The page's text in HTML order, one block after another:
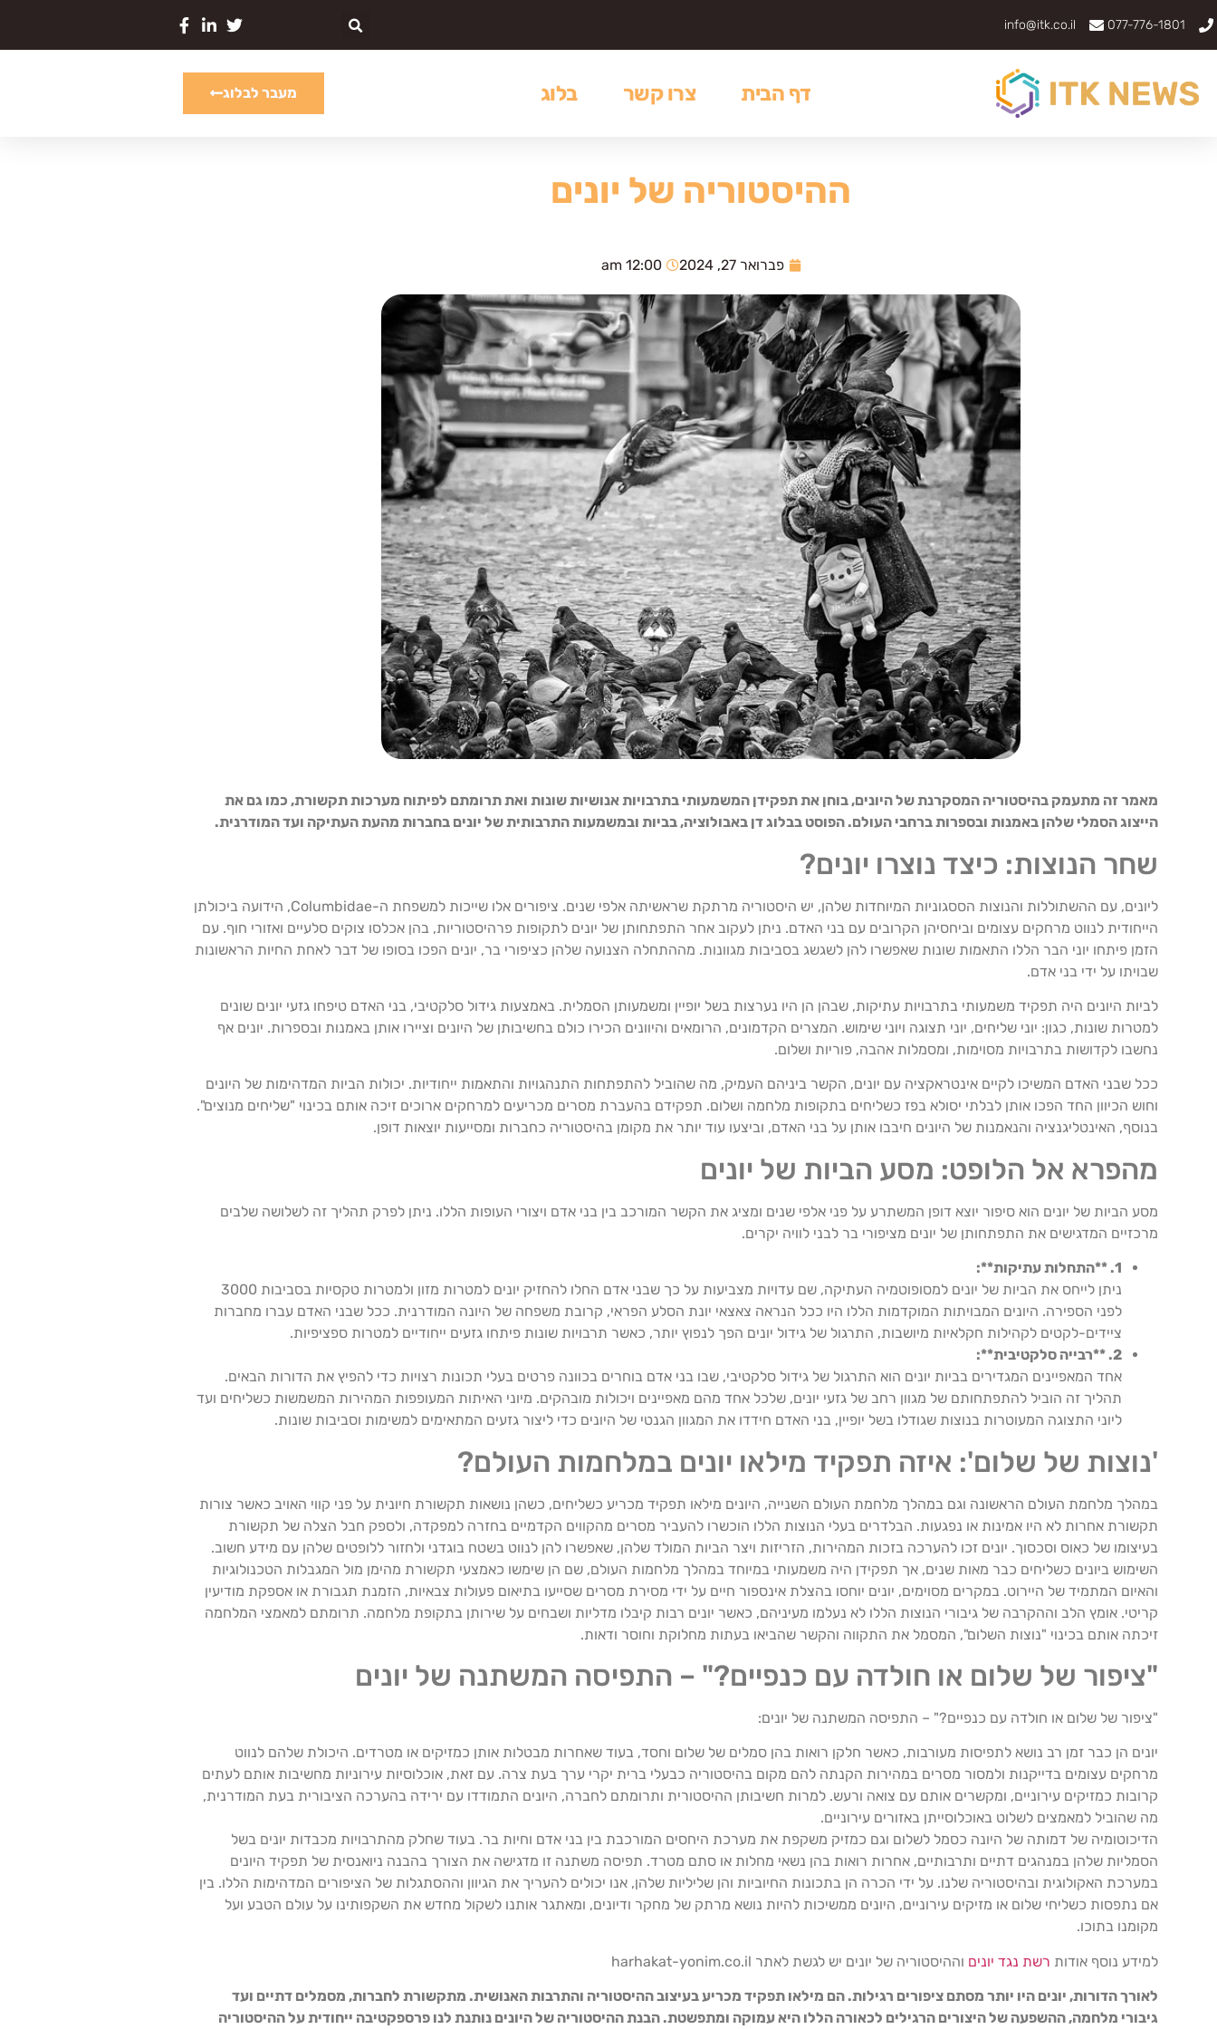
077-776-1801
info@itk.co.il
דף הבית צרו קשר בלוג מעבר לבלוג
ההיסטוריה של יונים
פברואר 27, 2024 12:00 am
מאמר זה מתעמק בהיסטוריה המסקרנת של היונים, בוחן את תפקידן המשמעותי בתרבויות אנושיות שונות ואת תרומתם לפיתוח מערכות תקשורת, כמו גם את
הייצוג הסמלי שלהן באמנות ובספרות ברחבי העולם. הפוסט בבלוג דן באבולוציה, בביות ובמשמעות התרבותית של יונים בחברות מהעת העתיקה ועד המודרנית.
שחר הנוצות: כיצד נוצרו יונים?
ליונים, עם ההשתוללות והנוצות הססגוניות המיוחדות שלהן, יש היסטוריה מרתקת שראשיתה אלפי שנים. ציפורים אלו שייכות למשפחת ה-Columbidae, הידועה ביכולתן
הייחודית לנווט מרחקים עצומים וביחסיהן הקרובים עם בני האדם. ניתן לעקוב אחר התפתחותן של יונים לתקופות פרהיסטוריות, בהן אכלסו צוקים סלעיים ואזורי חוף. עם
הזמן פיתחו יוני הבר הללו התאמות שונות שאפשרו להן לשגשג בסביבות מגוונות. מההתחלה הצנועה שלהן כציפורי בר, יונים הפכו בסופו של דבר לאחת החיות הראשונות
שבויתו על ידי בני אדם.
לביות היונים היה תפקיד משמעותי בתרבויות עתיקות, שבהן הן היו נערצות בשל יופיין ומשמעותן הסמלית. באמצעות גידול סלקטיבי, בני האדם טיפחו גזעי יונים שונים
למטרות שונות, כגון: יוני שליחים, יוני תצוגה ויוני שימוש. המצרים הקדמונים, הרומאים והיוונים הכירו כולם בחשיבותן של היונים וציירו אותן באמנות ובספרות. יונים אף
נחשבו לקדושות בתרבויות מסוימות, ומסמלות אהבה, פוריות ושלום.
ככל שבני האדם המשיכו לקיים אינטראקציה עם יונים, הקשר ביניהם העמיק, מה שהוביל להתפתחות התנהגויות והתאמות ייחודיות. יכולות הביות המדהימות של היונים
וחוש הכיוון החד הפכו אותן לבלתי יסולא בפז כשליחים בתקופות מלחמה ושלום. תפקידם בהעברת מסרים מכריעים למרחקים ארוכים זיכה אותם בכינוי "שליחים מנוצים".
בנוסף, האינטליגנציה והנאמנות של היונים חיבבו אותן על בני האדם, וביצעו עוד יותר את מקומן בהיסטוריה כחברות ומסייעות יוצאות דופן.
מהפרא אל הלופט: מסע הביות של יונים
מסע הביות של יונים הוא סיפור יוצא דופן המשתרע על פני אלפי שנים ומציג את הקשר המורכב בין בני אדם ויצורי העופות הללו. ניתן לפרק תהליך זה לשלושה שלבים
מרכזיים המדגישים את התפתחותן של יונים מציפורי בר לבני לוויה יקרים.
1. **התחלות עתיקות**:
ניתן לייחס את הביות של יונים למסופוטמיה העתיקה, שם עדויות מצביעות על כך שבני אדם החלו להחזיק יונים למטרות מזון ולמטרות טקסיות בסביבות 3000
לפני הספירה. היונים המבויתות המוקדמות הללו היו ככל הנראה צאצאי יונת הסלע הפראי, קרובת משפחה של היונה המודרנית. ככל שבני האדם עברו מחברות
ציידים-לקטים לקהילות חקלאיות מיושבות, התרגול של גידול יונים הפך לנפוץ יותר, כאשר תרבויות שונות פיתחו גזעים ייחודיים למטרות ספציפיות.
2. **רבייה סלקטיבית**:
אחד המאפיינים המגדירים בביות יונים הוא התרגול של גידול סלקטיבי, שבו בני אדם בוחרים בכוונה פרטים בעלי תכונות רצויות כדי להפיץ את הדורות הבאים.
תהליך זה הוביל להתפתחותם של מגוון רחב של גזעי יונים, שלכל אחד מהם מאפיינים ויכולות מובהקים. מיוני האיתות המעופפות המהירות המשמשות כשליחים ועד
ליוני התצוגה המעוטרות בנוצות שגודלו בשל יופיין, בני האדם חידדו את המגוון הגנטי של היונים כדי ליצור גזעים המתאימים למשימות וסביבות שונות.
'נוצות של שלום': איזה תפקיד מילאו יונים במלחמות העולם?
במהלך מלחמת העולם הראשונה וגם במהלך מלחמת העולם השנייה, היונים מילאו תפקיד מכריע כשליחים, כשהן נושאות תקשורת חיונית על פני קווי האויב כאשר צורות
תקשורת אחרות לא היו אמינות או נפגעות. הבלדרים בעלי הנוצות הללו הוכשרו להעביר מסרים מהקווים הקדמיים בחזרה למפקדה, ולספק חבל הצלה של תקשורת
בעיצומו של כאוס וסכסוך. יונים זכו להערכה בזכות המהירות, הזריזות ויצר הביות המולד שלהן, שאפשרו להן לנווט בשטח בוגדני ולחזור ללופטים שלהן עם מידע חשוב.
השימוש ביונים כשליחים כבר מאות שנים, אך תפקידן היה משמעותי במיוחד במהלך מלחמות העולם, שם הן שימשו כאמצעי תקשורת מהימן מול המגבלות הטכנולוגיות
והאיום המתמיד של היירוט. במקרים מסוימים, יונים יוחסו בהצלת אינספור חיים על ידי מסירת מסרים שסייעו בתיאום פעולות צבאיות, הזמנת תגבורת או אספקת מודיעין
קריטי. אומץ הלב וההקרבה של גיבורי הנוצות הללו לא נעלמו מעיניהם, כאשר יונים רבות קיבלו מדליות ושבחים על שירותן בתקופת מלחמה. תרומתם למאמצי המלחמה
זיכתה אותם בכינוי "נוצות השלום", המסמל את התקווה והקשר שהביאו בעתות מחלוקת וחוסר ודאות.
"ציפור של שלום או חולדה עם כנפיים?" – התפיסה המשתנה של יונים
"ציפור של שלום או חולדה עם כנפיים?" – התפיסה המשתנה של יונים:
יונים הן כבר זמן רב נושא לתפיסות מעורבות, כאשר חלקן רואות בהן סמלים של שלום וחסד, בעוד שאחרות מבטלות אותן כמזיקים או מטרדים. היכולת שלהם לנווט
מרחקים עצומים בדייקנות ולמסור מסרים במהירות הקנתה להם מקום בהיסטוריה כבעלי ברית יקרי ערך בעת צרה. עם זאת, אוכלוסיות עירוניות מחשיבות אותם לעתים
קרובות כמזיקים עירוניים, ומקשרים אותם עם צואה ורעש. למרות חשיבותן ההיסטורית ותרומתם לחברה, היונים התמודדו עם ירידה בהערכה הציבורית בעת המודרנית,
מה שהוביל למאמצים לשלוט באוכלוסייתן באזורים עירוניים.
הדיכוטומיה של דמותה של היונה כסמל לשלום וגם כמזיק משקפת את מערכת היחסים המורכבת בין בני אדם וחיות בר. בעוד שחלק מהתרבויות מכבדות יונים בשל
הסמליות שלהן במנהגים דתיים ותרבותיים, אחרות רואות בהן נשאי מחלות או סתם מטרד. תפיסה משתנה זו מדגישה את הצורך בהבנה ניואנסית של תפקיד היונים
במערכת האקולוגית ובהיסטוריה שלנו. על ידי הכרה הן בתכונות החיוביות והן שליליות שלהן, אנו יכולים להעריך את הגיוון וההסתגלות של הציפורים המדהימות הללו. בין
אם נתפסות כשליחי שלום או מזיקים עירוניים, היונים ממשיכות להיות נושא מרתק של מחקר ודיונים, ומאתגר אותנו לשקול מחדש את השקפותינו על עולם הטבע ועל
מקומנו בתוכו.
למידע נוסף אודות רשת נגד יונים וההיסטוריה של יונים יש לגשת לאתר harhakat-yonim.co.il
לאורך הדורות, יונים היו יותר מסתם ציפורים רגילות. הם מילאו תפקיד מכריע בעיצוב ההיסטוריה והתרבות האנושית. מתקשורת לחברות, מסמלים דתיים ועד
גיבורי מלחמה, ההשפעה של היצורים הרגילים לכאורה הללו היא עמוקה ומתפשטת. הבנת ההיסטוריה של היונים נותנת לנו פרספקטיבה ייחודית על ההיסטוריה